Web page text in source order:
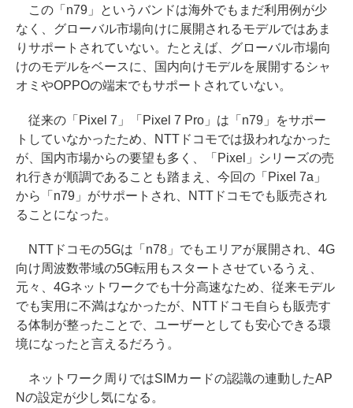
この「n79」というバンドは海外でもまだ利用例が少
なく、グローバル市場向けに展開されるモデルではあま
りサポートされていない。たとえば、グローバル市場向
けのモデルをベースに、国内向けモデルを展開するシャ
オミやOPPOの端末でもサポートされていない。
従来の「Pixel 7」「Pixel 7 Pro」は「n79」をサポー
トしていなかったため、NTTドコモでは扱われなかった
が、国内市場からの要望も多く、「Pixel」シリーズの売
れ行きが順調であることも踏まえ、今回の「Pixel 7a」
から「n79」がサポートされ、NTTドコモでも販売され
ることになった。
NTTドコモの5Gは「n78」でもエリアが展開され、4G
向け周波数帯域の5G転用もスタートさせているうえ、
元々、4Gネットワークでも十分高速なため、従来モデル
でも実用に不満はなかったが、NTTドコモ自らも販売す
る体制が整ったことで、ユーザーとしても安心できる環
境になったと言えるだろう。
ネットワーク周りではSIMカードの認識の連動したAP
Nの設定が少し気になる。